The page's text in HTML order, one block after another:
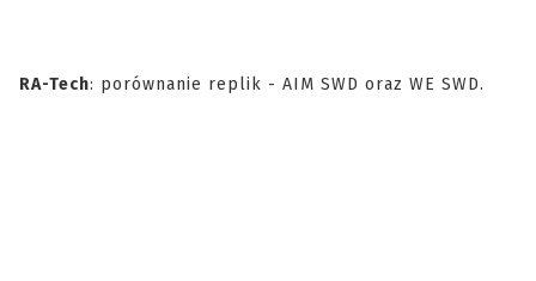
RA-Tech: porównanie replik - AIM SWD oraz WE SWD.